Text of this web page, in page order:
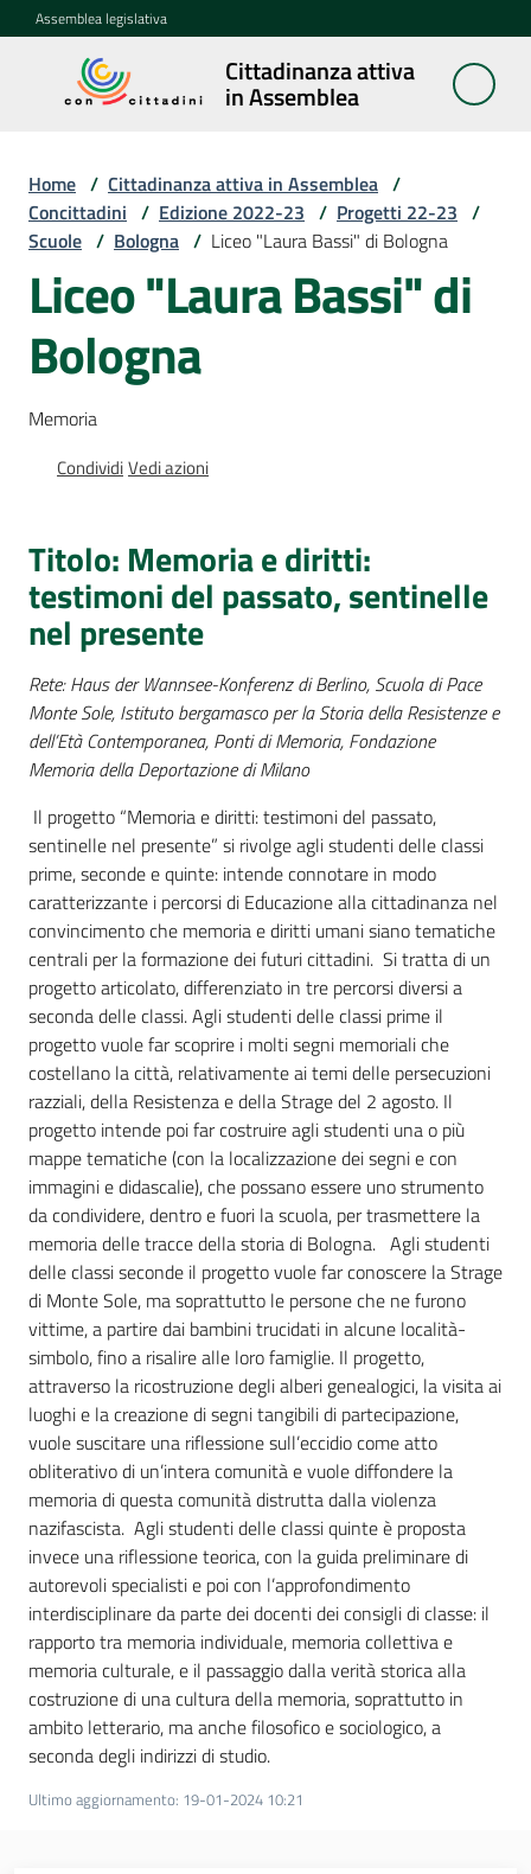
Vai al contenuto
Vai alla navigazione
Vai al footer
Assemblea legislativa
Cittadinanza attiva
in Assemblea
Cittadinanza
attiva in
Concittadini
Menu selezionato
Porte
aperte
in
Mostre
itineranti
Percorsi
sulla
memoria
Seguici
su
Assemblea
legislativa
Assemblea
Attività
Argomenti
Per i media
Per i cittadini
Home / Cittadinanza attiva in Assemblea /
Concittadini / Edizione 2022-23 / Progetti 22-23 /
Scuole / Bologna / Liceo "Laura Bassi" di Bologna
Liceo "Laura Bassi" di
Bologna
Memoria
CondividiVedi azioni
Titolo: Memoria e diritti:
testimoni del passato, sentinelle
nel presente
Rete: Haus der Wannsee-Konferenz di Berlino, Scuola di Pace
Monte Sole, Istituto bergamasco per la Storia della Resistenze e
dell’Età Contemporanea, Ponti di Memoria, Fondazione
Memoria della Deportazione di Milano
Il progetto “Memoria e diritti: testimoni del passato,
sentinelle nel presente” si rivolge agli studenti delle classi
prime, seconde e quinte: intende connotare in modo
caratterizzante i percorsi di Educazione alla cittadinanza nel
convincimento che memoria e diritti umani siano tematiche
centrali per la formazione dei futuri cittadini. Si tratta di un
progetto articolato, differenziato in tre percorsi diversi a
seconda delle classi. Agli studenti delle classi prime il
progetto vuole far scoprire i molti segni memoriali che
costellano la città, relativamente ai temi delle persecuzioni
razziali, della Resistenza e della Strage del 2 agosto. Il
progetto intende poi far costruire agli studenti una o più
mappe tematiche (con la localizzazione dei segni e con
immagini e didascalie), che possano essere uno strumento
da condividere, dentro e fuori la scuola, per trasmettere la
memoria delle tracce della storia di Bologna. Agli studenti
delle classi seconde il progetto vuole far conoscere la Strage
di Monte Sole, ma soprattutto le persone che ne furono
vittime, a partire dai bambini trucidati in alcune località-
simbolo, fino a risalire alle loro famiglie. Il progetto,
attraverso la ricostruzione degli alberi genealogici, la visita ai
luoghi e la creazione di segni tangibili di partecipazione,
vuole suscitare una riflessione sull’eccidio come atto
obliterativo di un’intera comunità e vuole diffondere la
memoria di questa comunità distrutta dalla violenza
nazifascista. Agli studenti delle classi quinte è proposta
invece una riflessione teorica, con la guida preliminare di
autorevoli specialisti e poi con l’approfondimento
interdisciplinare da parte dei docenti dei consigli di classe: il
rapporto tra memoria individuale, memoria collettiva e
memoria culturale, e il passaggio dalla verità storica alla
costruzione di una cultura della memoria, soprattutto in
ambito letterario, ma anche filosofico e sociologico, a
seconda degli indirizzi di studio.
Ultimo aggiornamento: 19-01-2024 10:21